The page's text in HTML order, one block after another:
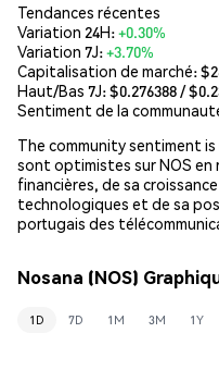
Tendances récentes
Variation 24H:+0.30%
Variation 7J:+3.70%
Capitalisation de marché:
Haut/Bas 7J: $0.276388/ $
Sentiment de la
The community sentiment
sont optimistes sur NOS en
financières, de sa
technologiques et de sa
portugais des
Nosana (NOS)
1D 7D 1M 3M 1Y